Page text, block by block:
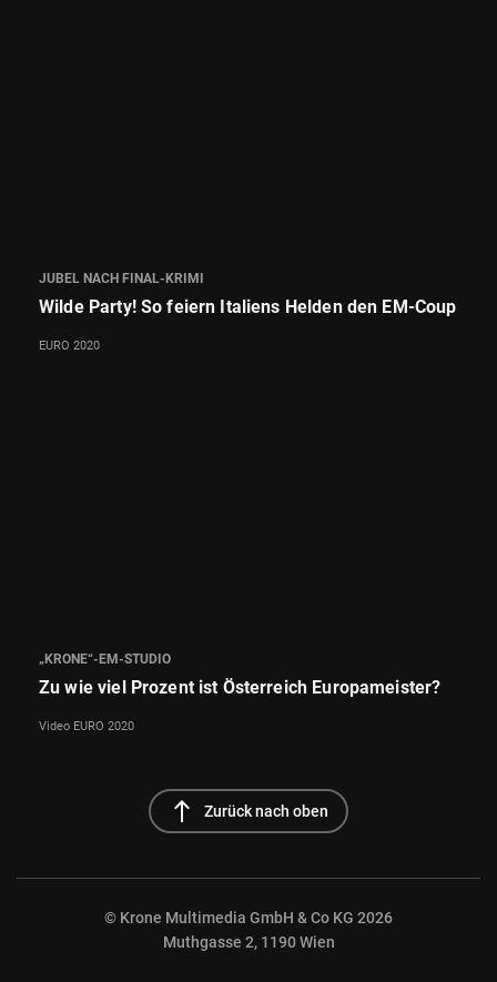
JUBEL NACH FINAL-KRIMI
Wilde Party! So feiern Italiens Helden den EM-Coup
EURO 2020
„KRONE“-EM-STUDIO
Zu wie viel Prozent ist Österreich Europameister?
Video EURO 2020
north Zurück nach oben
© Krone Multimedia GmbH & Co KG 2026
Muthgasse 2, 1190 Wien